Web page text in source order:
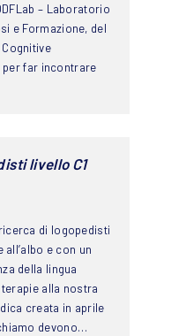
– Laboratorio
e Formazione, del
per far incontrare
livello C1
di logopedisti
e con un
della lingua
alla nostra
creata in aprile
devono…